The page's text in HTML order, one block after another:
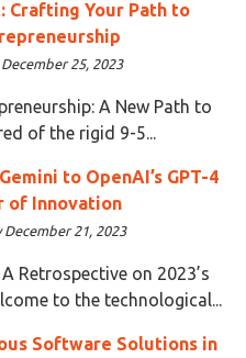
Crafting Your Path to
25, 2023
A New Path to
of the rigid 9-5...
to OpenAI’s GPT-4
of Innovation
21, 2023
Retrospective on 2023’s
to the technological...
Software Solutions in